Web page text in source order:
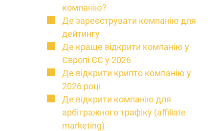
компанію?
Де зареєструвати компанію для
дейтингу
Де краще відкрити компанію у
Європі ЄС у 2026
Де відкрити крипто компанію у
2026 році
Де відкрити компанію для
арбітражного трафіку (affiliate
marketing)